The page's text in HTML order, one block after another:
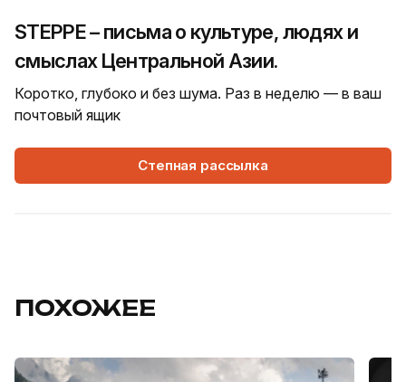
STEPPE – письма о культуре, людях и
смыслах Центральной Азии.
Коротко, глубоко и без шума. Раз в неделю — в ваш
почтовый ящик
Степная рассылка
ПОХОЖЕЕ